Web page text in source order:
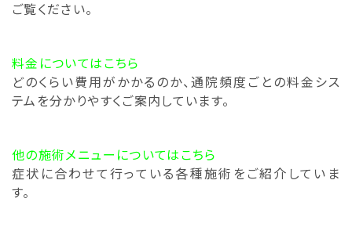
ご覧ください。
料金についてはこちら
どのくらい費用がかかるのか、通院頻度ごとの料金シス
テムを分かりやすくご案内しています。
他の施術メニューについてはこちら
症状に合わせて行っている各種施術をご紹介していま
す。